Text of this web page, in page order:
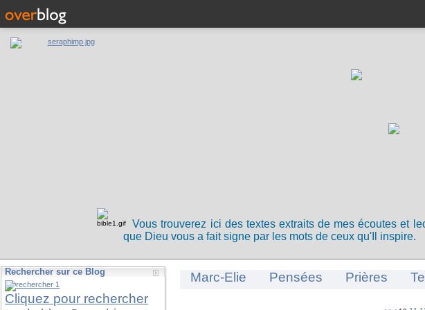
Vous trouverez ici des textes extraits de mes écoutes et
que Dieu vous a fait signe par les mots de ceux qu'Il inspire.
Rechercher sur ce Blog
Cliquez pour rechercher
Marc-Elie Pensées Prières